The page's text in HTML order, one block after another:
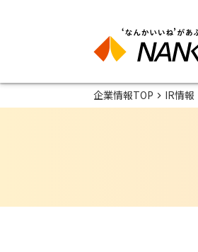
企業情報TOP IR情報